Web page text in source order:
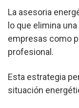
La asesoria
lo que elimina
empresas como
profesional.
Esta estrategia
situación